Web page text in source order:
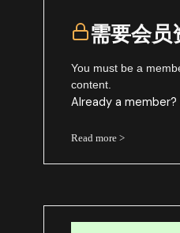
需要会员
You must be a
content.
Already a member?
Read more >